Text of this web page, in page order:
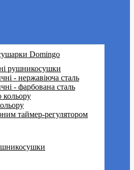
Domingo
рушникосушки
- нержавіюча сталь
- фарбована сталь
кольору
таймер-регулятором